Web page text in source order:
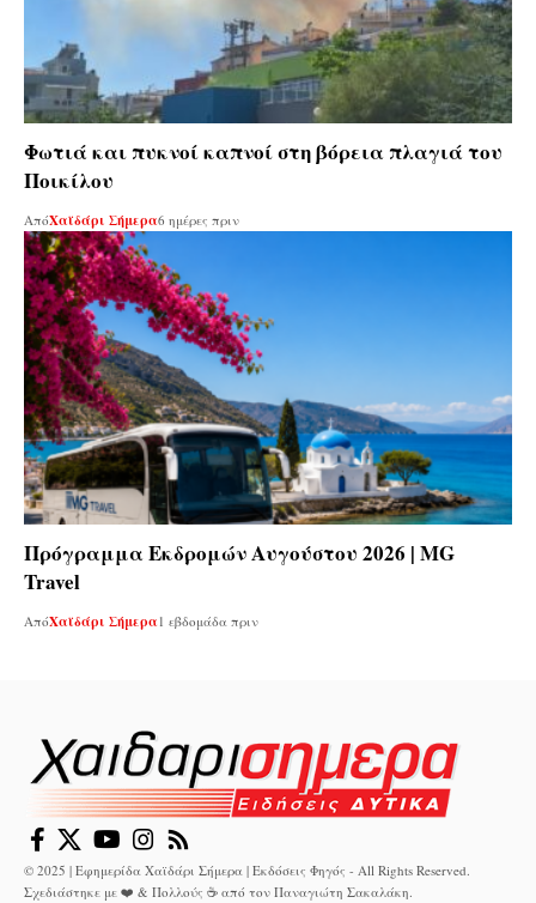
Φωτιά και πυκνοί καπνοί στη βόρεια πλαγιά του
Ποικίλου
ΑπόΧαϊδάρι Σήμερα6 ημέρες πριν
Πρόγραμμα Εκδρομών Αυγούστου 2026 | MG
Travel
ΑπόΧαϊδάρι Σήμερα 1 εβδομάδα πριν
© 2025 | Εφημερίδα Χαϊδάρι Σήμερα | Εκδόσεις Φηγός - All Rights Reserved.
Σχεδιάστηκε με ❤️ & Πολλούς ☕ από τον Παναγιώτη Σακαλάκη.